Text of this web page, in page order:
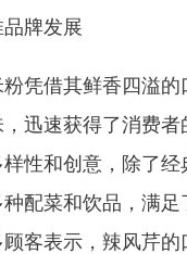
牌发展
凭借其鲜香四溢的
迅速获得了消费者
性和创意，除了经
配菜和饮品，满足
客表示，辣风芹的